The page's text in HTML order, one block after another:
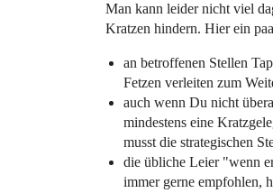
Man kann leider nicht viel
Kratzen hindern. Hier ein
an betroffenen Stellen
Fetzen verleiten zum
auch wenn Du nicht
mindestens eine
musst die strategischen
die übliche Leier "wenn
immer gerne empfohlen,